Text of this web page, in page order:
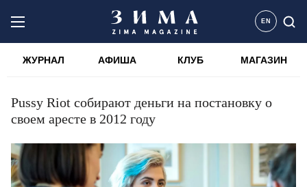
EN
ЖУРНАЛ АФИША КЛУБ МАГАЗИН
Pussy Riot собирают деньги на постановку о
своем аресте в 2012 году